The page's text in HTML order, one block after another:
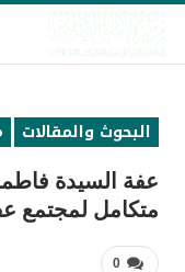
البحوث والمقالات
عفة السيدة
متكامل لمجتمع
0